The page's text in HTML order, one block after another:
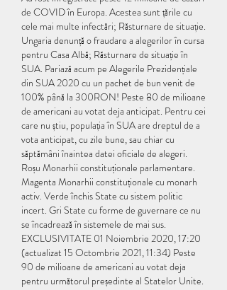
de COVID în Europa. Acestea sunt țările cu
cele mai multe infectări; Răsturnare de situație.
Ungaria denunță o fraudare a alegerilor în cursa
pentru Casa Albă; Răsturnare de situație în
SUA. Pariază acum pe Alegerile Prezidențiale
din SUA 2020 cu un pachet de bun venit de
100% până la 300RON! Peste 80 de milioane
de americani au votat deja anticipat. Pentru cei
care nu știu, populația în SUA are dreptul de a
vota anticipat, cu zile bune, sau chiar cu
săptămâni înaintea datei oficiale de alegeri.
Roșu Monarhii constituționale parlamentare.
Magenta Monarhii constituționale cu monarh
activ. Verde închis State cu sistem politic
incert. Gri State cu forme de guvernare ce nu
se încadrează în sistemele de mai sus.
EXCLUSIVITATE 01 Noiembrie 2020, 17:20
(actualizat 15 Octombrie 2021, 11:34) Peste
90 de milioane de americani au votat deja
pentru următorul președinte al Statelor Unite.